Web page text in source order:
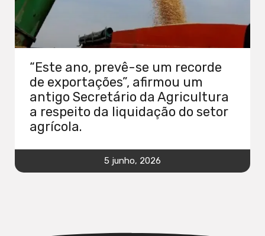
“Este ano, prevê-se um recorde
de exportações”, afirmou um
antigo Secretário da Agricultura
a respeito da liquidação do setor
agrícola.
5 junho, 2026